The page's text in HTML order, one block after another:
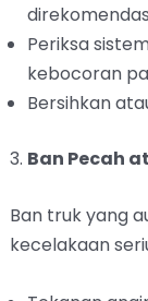
Periksa
kebocoran
Bersihkan
3. Ban Pecah
Ban truk yang
kecelakaan